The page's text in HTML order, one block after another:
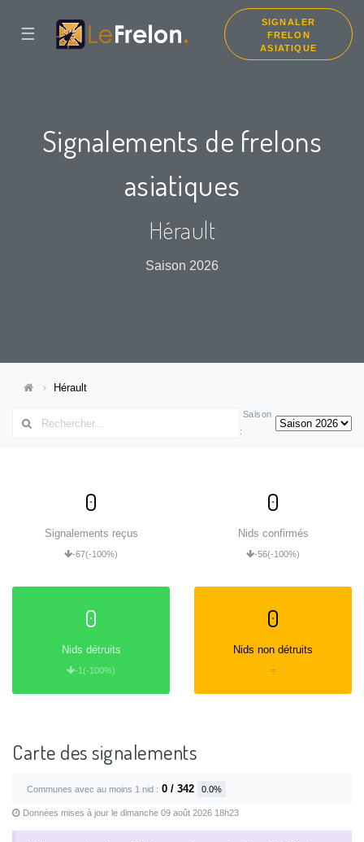
☰
SIGNALER
FRELON
ASIATIQUE
Signalements de frelons
asiatiques
Hérault
Saison 2026
Hérault
Saison
:
0
Signalements reçus
-67(-100%)
0
Nids confirmés
-56(-100%)
0
Nids détruits
-1(-100%)
0
Nids non détruits
=
Carte des signalements
Communes avec au moins 1 nid : 0 / 342 0.0%
Données mises à jour le dimanche 09 août 2026 18h23